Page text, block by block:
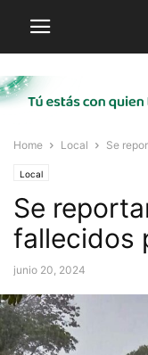
Home Local Se
Local
Se
fallecidos
junio 20, 2024